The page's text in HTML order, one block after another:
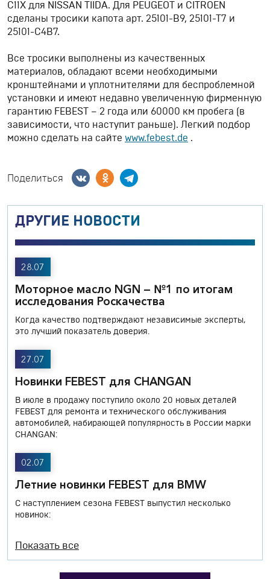
C11X для NISSAN TIIDA. Для PEUGEOT и CITROEN
сделаны тросики капота арт. 25101-B9, 25101-T7 и
25101-C4B7.
Все тросики выполнены из качественных
материалов, обладают всеми необходимыми
кронштейнами и уплотнителями для беспроблемной
установки и имеют недавно увеличенную фирменную
гарантию FEBEST – 2 года или 60000 км пробега (в
зависимости, что наступит раньше). Легкий подбор
можно сделать на сайте www.febest.de .
Поделиться
ДРУГИЕ НОВОСТИ
28.07
Моторное масло NGN — №1 по итогам
исследования Роскачества
Когда качество подтверждают независимые эксперты,
это лучший показатель доверия.
27.07
Новинки FEBEST для CHANGAN
В июле в продажу поступило около 20 новых деталей
FEBEST для ремонта и технического обслуживания
автомобилей, набирающей популярность в России марки
CHANGAN:
02.07
Летние новинки FEBEST для BMW
С наступлением сезона FEBEST выпустил несколько
новинок:
Показать все